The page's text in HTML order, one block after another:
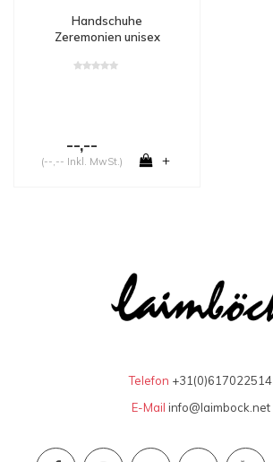
Handschuhe
Zeremonien unisex
--,--
(--,-- Inkl. MwSt.) +
Telefon +31(0)617022514
E-Mail info@laimbock.net